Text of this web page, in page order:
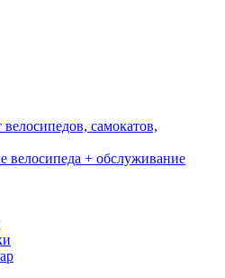
самокатов,
велосипеда + обслуживание